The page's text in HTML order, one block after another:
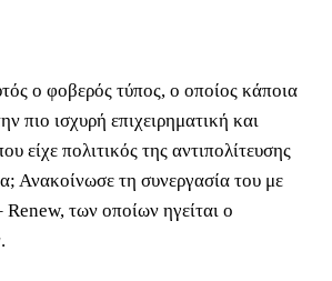
ο φοβερός τύπος, ο οποίος κάποια
πιο ισχυρή επιχειρηματική και
είχε πολιτικός της αντιπολίτευσης
Ανακοίνωσε τη συνεργασία του με
των οποίων ηγείται ο